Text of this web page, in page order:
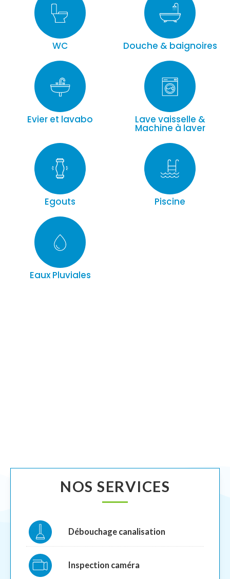
WC Douche & baignoires
Evier et lavabo Lave vaisselle &
Machine à laver
Egouts Piscine
Eaux Pluviales
NOS SERVICES
Débouchage canalisation
Inspection caméra